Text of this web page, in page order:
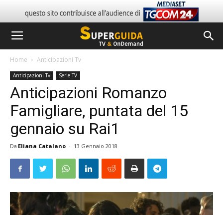
Home Anticipazioni Tv
Anticipazioni Tv Serie TV
Anticipazioni Romanzo
Famigliare, puntata del 15
gennaio su Rai1
Da Eliana Catalano - 13 Gennaio 2018